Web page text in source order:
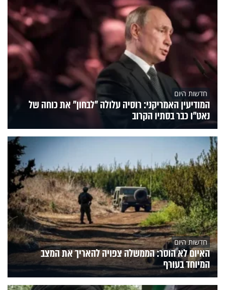
חדשות היום
המודיעין האמריקני: רוסיה עלולה "לבחון" את כוחה של
נאט"ו כבר בסתיו הקרוב
חדשות היום
האיום לא הוסר: הממשלה צפויה להאריך את המצב
המיוחד בעורף